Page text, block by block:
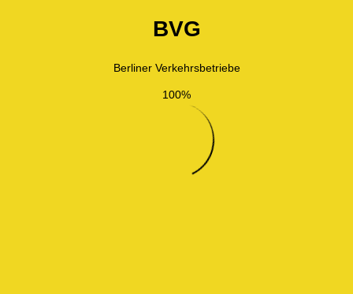
BVG
Berliner Verkehrsbetriebe
100%